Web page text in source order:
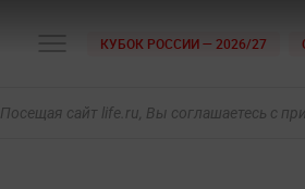
КУБОК РОССИИ — 2026/27
Посещая сайт life.ru, Вы соглашаетесь с